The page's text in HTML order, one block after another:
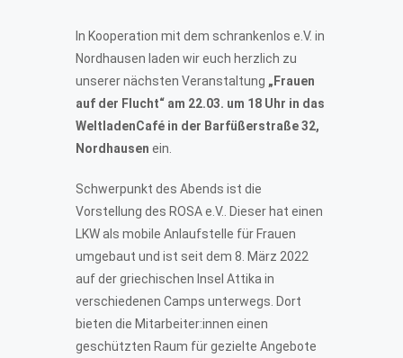
In Kooperation mit dem schrankenlos e.V. in
Nordhausen laden wir euch herzlich zu
unserer nächsten Veranstaltung „Frauen
auf der Flucht“ am 22.03. um 18 Uhr in das
WeltladenCafé in der Barfüßerstraße 32,
Nordhausen ein.
Schwerpunkt des Abends ist die
Vorstellung des ROSA e.V.. Dieser hat einen
LKW als mobile Anlaufstelle für Frauen
umgebaut und ist seit dem 8. März 2022
auf der griechischen Insel Attika in
verschiedenen Camps unterwegs. Dort
bieten die Mitarbeiter:innen einen
geschützten Raum für gezielte Angebote